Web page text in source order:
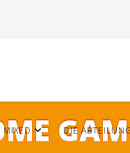
MIXED DIE